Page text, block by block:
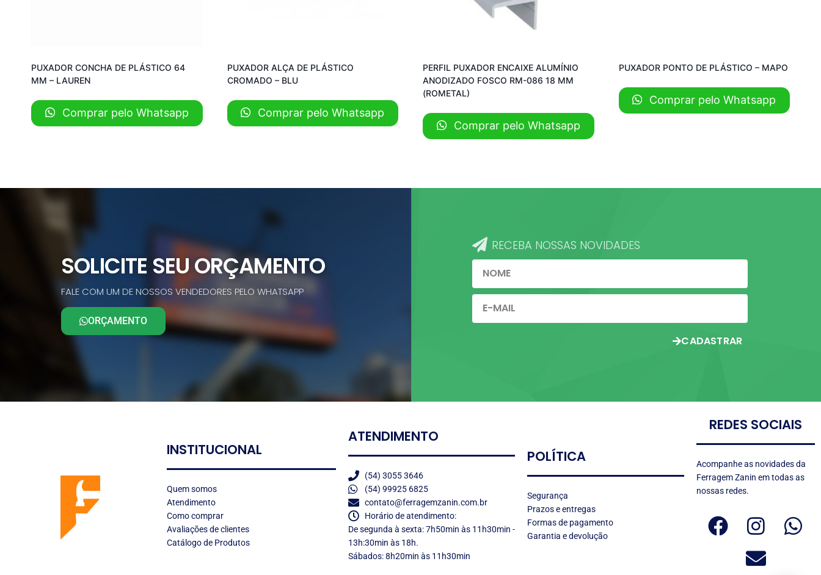
PUXADOR CONCHA DE PLÁSTICO 64
MM – LAUREN
Comprar pelo Whatsapp
PUXADOR ALÇA DE PLÁSTICO
CROMADO – BLU
Comprar pelo Whatsapp
PERFIL PUXADOR ENCAIXE ALUMÍNIO
ANODIZADO FOSCO RM-086 18 MM
(ROMETAL)
Comprar pelo Whatsapp
PUXADOR PONTO DE PLÁSTICO – MAPO
Comprar pelo Whatsapp
SOLICITE SEU ORÇAMENTO
FALE COM UM DE NOSSOS VENDEDORES PELO WHATSAPP
ORÇAMENTO
RECEBA NOSSAS NOVIDADES​
CADASTRAR
INSTITUCIONAL
Quem somos
Atendimento
Como comprar
Avaliações de clientes
Catálogo de Produtos
ATENDIMENTO
(54) 3055 3646
(54) 99925 6825
contato@ferragemzanin.com.br
Horário de atendimento:
De segunda à sexta: 7h50min às 11h30min -
13h:30min às 18h.
Sábados: 8h20min às 11h30min
POLÍTICA
Segurança
Prazos e entregas
Formas de pagamento
Garantia e devolução
REDES SOCIAIS
Acompanhe as novidades da
Ferragem Zanin em todas as
nossas redes.